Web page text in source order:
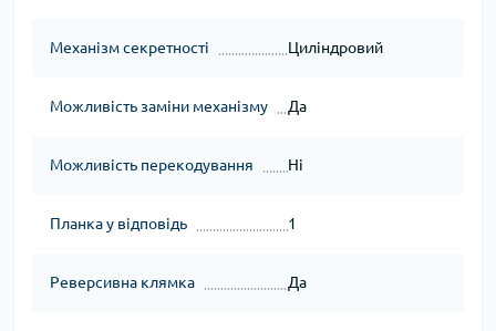
Механізм секретності Циліндровий
Можливість заміни механізму Да
Можливість перекодування Ні
Планка у відповідь 1
Реверсивна клямка Да